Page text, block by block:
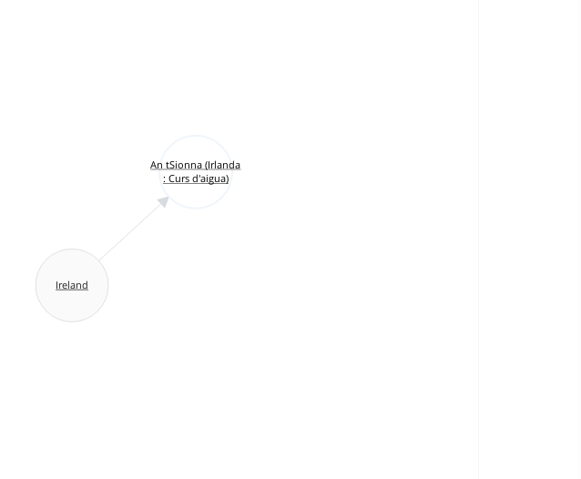
An tSionna (Irlanda
: Curs d'aigua)
Ireland